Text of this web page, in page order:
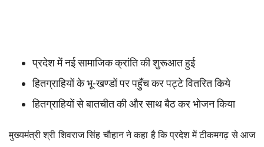
प्रदेश में नई सामाजिक क्रांति की शुरूआत हुई
हितग्राहियों के भू-खण्डों पर पहुँच कर पट्टे वितरित किये
हितग्राहियों से बातचीत की और साथ बैठ कर भोजन किया
मुख्यमंत्री श्री शिवराज सिंह चौहान ने कहा है कि प्रदेश में टीकमगढ़ से आज